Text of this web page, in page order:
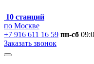
10 станций
по Москве
+7 916 611 16 59 пн-сб
Заказать звонок